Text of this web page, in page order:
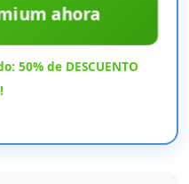
ahora
50% de DESCUENTO